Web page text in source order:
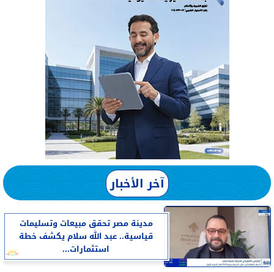
آخر الأخبار
مدينة مصر تحقق مبيعات وتسليمات
قياسية.. عبد الله سلام يكشف خطة
استثمارات...